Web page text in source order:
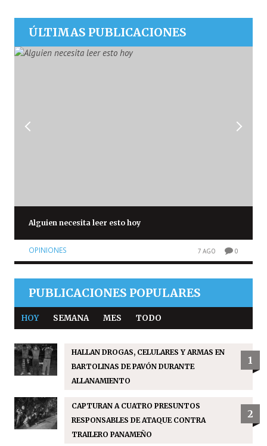
ÚLTIMAS PUBLICACIONES
Alguien necesita leer esto hoy
OPINIONES 7 AGO 0
PUBLICACIONES POPULARES
HOY SEMANA MES TODO
HALLAN DROGAS, CELULARES Y ARMAS EN
BARTOLINAS DE PAVÓN DURANTE
ALLANAMIENTO
1
CAPTURAN A CUATRO PRESUNTOS
RESPONSABLES DE ATAQUE CONTRA
TRAILERO PANAMEÑO
2